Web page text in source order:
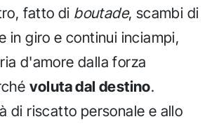
fatto di boutade, scambi di
in giro e continui inciampi,
d'amore dalla forza
voluta dal destino.
di riscatto personale e allo